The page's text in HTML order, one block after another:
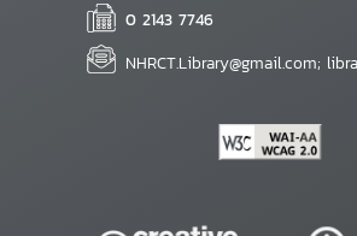
0 2143 7746
NHRCT.Library@gmail.com;